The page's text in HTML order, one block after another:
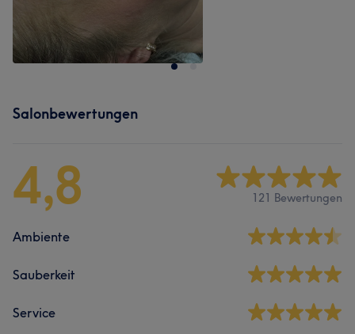
Salonbewertungen
4,8 121 Bewertungen
Ambiente
Sauberkeit
Service